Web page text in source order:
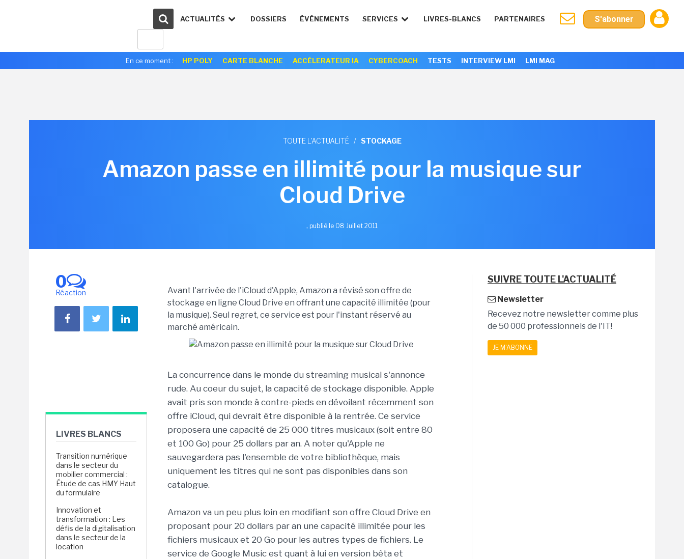
ACTUALITÉS DOSSIERS ÉVÉNEMENTS SERVICES LIVRES-BLANCS PARTENAIRES S'abonner
En ce moment : HP POLY CARTE BLANCHE ACCÉLERATEUR IA CYBERCOACH TESTS INTERVIEW LMI LMI MAG
TOUTE L'ACTUALITÉ / STOCKAGE
Amazon passe en illimité pour la musique sur
Cloud Drive
, publié le 08 Juillet 2011
0
Réaction
LIVRES BLANCS
Transition numérique
dans le secteur du
mobilier commercial :
Étude de cas HMY Haut
du formulaire
Innovation et
transformation : Les
défis de la digitalisation
dans le secteur de la
location
Avant l'arrivée de l'iCloud d'Apple, Amazon a révisé son offre de
stockage en ligne Cloud Drive en offrant une capacité illimitée (pour
la musique). Seul regret, ce service est pour l'instant réservé au
marché américain.
La concurrence dans le monde du streaming musical s'annonce
rude. Au coeur du sujet, la capacité de stockage disponible. Apple
avait pris son monde à contre-pieds en dévoilant récemment son
offre iCloud, qui devrait être disponible à la rentrée. Ce service
proposera une capacité de 25 000 titres musicaux (soit entre 80
et 100 Go) pour 25 dollars par an. A noter qu'Apple ne
sauvegardera pas l'ensemble de votre bibliothèque, mais
uniquement les titres qui ne sont pas disponibles dans son
catalogue.
Amazon va un peu plus loin en modifiant son offre Cloud Drive en
proposant pour 20 dollars par an une capacité illimitée pour les
fichiers musicaux et 20 Go pour les autres types de fichiers. Le
service de Google Music est quant à lui en version bêta et
SUIVRE TOUTE L'ACTUALITÉ
Newsletter
Recevez notre newsletter comme plus
de 50 000 professionnels de l'IT!
JE M'ABONNE